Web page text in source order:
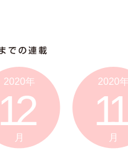
2020年
12
月
2020
11
月